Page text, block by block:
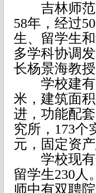
吉林师范
58年，经过
生、留学生
多学科协调
长杨景海教授
学校建有
米，建筑面
进，功能配
究所，173个
元，固定资
学校现有
留学生230人
师中有双聘